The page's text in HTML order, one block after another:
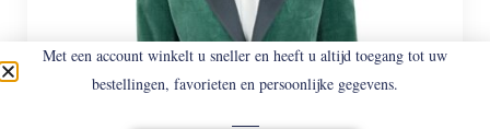
Met een account winkelt u sneller en heeft u altijd toegang tot uw
bestellingen, favorieten en persoonlijke gegevens.